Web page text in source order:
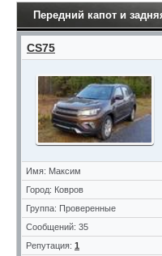
Передний капот и
CS75
Имя: Максим
Город: Ковров
Группа: Проверенные
Сообщений: 35
Репутация: 1